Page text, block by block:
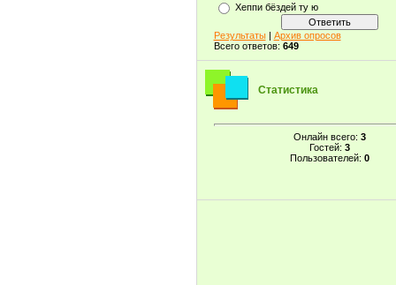
Хеппи бёздей ту ю
Результаты| Архив опросов
Всего ответов: 649
Статистика
Онлайн всего: 3
Гостей: 3
Пользователей: 0